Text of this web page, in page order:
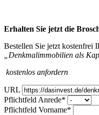
Erhalten Sie jetzt die
Bestellen Sie jetzt kostenfrei
„Denkmalimmobilien als
kostenlos anfordern
URL
Pflichtfeld Anrede*
Pflichtfeld Vorname*